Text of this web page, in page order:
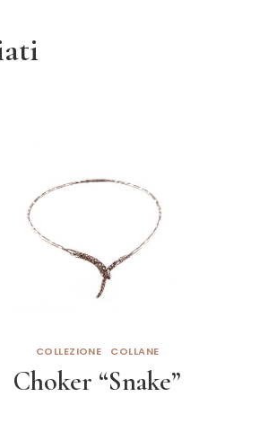
COLLEZIONE COLLANE
Choker “Snake”